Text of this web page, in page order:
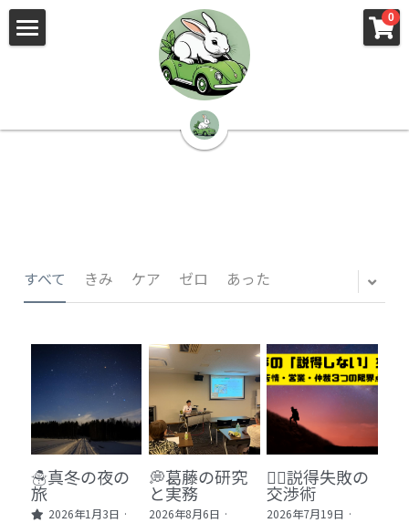
0
🌳株式会社 kibi🦉（トップ）
📰kibi log（ブログ）
🏢会社概要・プライバシーポリシー・プロフィ
📸Who am I?（プロフィール）
🏙️社員が防ぐ不正と犯罪
🙌自傷・他害・パニックは防げますか？
🏫社会福祉法人ぐらんま
🛒Learn More!（商品）
❓FAQ
すべて きみ ケア ゼロ あった
☃️真冬の夜の
旅
2026年1月3日 ·
💭葛藤の研究
と実務
2026年8月6日 ·
🕵️‍♂️説得失敗の
交渉術
2026年7月19日 ·
×
ストアカテゴリー
すべてのカテゴリー
×
ブログカテゴリー